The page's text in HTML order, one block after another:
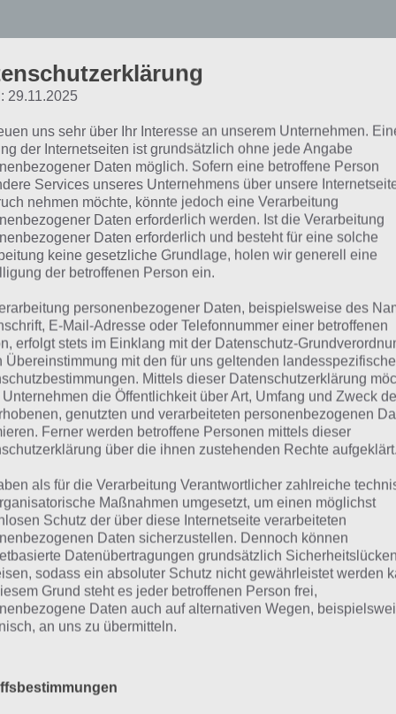
Beach: Strategien
Verteidigung
viel in die Verteidung kann man in Boom Beach gar
einmal Mauern. Doch was wir in unseren Boom
haben, kann man nun natürlich auch
Schließlich will man ja, dass der Gegner nicht
überrollt.
Hauptquartier in Boom
geht es in Boom Beach darum das Hauptquartier
solltet ihr um dieses herum alles aufbauen.
hierzu: Setzt euer Gebäude in eine Ecke,
geben kann, wovon es angegriffen werden kann.
herum sollten Verteidigungsanlagen stehen und ganz
ihr euer Hauptquartier am besten schützen.
unten im Text.
eure Ressourcenbasis
viele nicht wissen: Man kann zwar die Gebäude auf der
dafür aber kann man neben dem Fällen der
So könnt ihr eure Boom Beach Verteidigung
29.11.2025
uns sehr über Ihr Interesse an unserem Unternehmen.
der Internetseiten ist grundsätzlich ohne jede Angabe
Daten möglich. Sofern eine betroffene Person
Services unseres Unternehmens über unsere
nehmen möchte, könnte jedoch eine Verarbeitung
Daten erforderlich werden. Ist die Verarbeitung
Daten erforderlich und besteht für eine solche
keine gesetzliche Grundlage, holen wir generell eine
der betroffenen Person ein.
personenbezogener Daten, beispielsweise des
E-Mail-Adresse oder Telefonnummer einer betroffenen
erfolgt stets im Einklang mit der Datenschutz-
Übereinstimmung mit den für uns geltenden
Mittels dieser Datenschutzerklärung
Unternehmen die Öffentlichkeit über Art, Umfang und Zweck
genutzten und verarbeiteten personenbezogenen
Ferner werden betroffene Personen mittels dieser
über die ihnen zustehenden Rechte aufgeklärt.
als für die Verarbeitung Verantwortlicher zahlreiche
Maßnahmen umgesetzt, um einen möglichst
Schutz der über diese Internetseite verarbeiteten
Daten sicherzustellen. Dennoch können
Datenübertragungen grundsätzlich Sicherheitslücken
sodass ein absoluter Schutz nicht gewährleistet werden
Grund steht es jeder betroffenen Person frei,
Daten auch auf alternativen Wegen,
an uns zu übermitteln.